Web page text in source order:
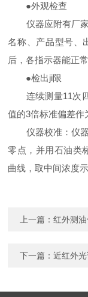
●外观检查
仪器应附有厂家
名称、产品型号、
后，各指示器能正
●检出ji限
连续测量11次四
值的3倍标准偏差作
仪器校准：仪器
零点，并用石油类
曲线，取中间浓度
上一篇：红外测
下一篇：近红外